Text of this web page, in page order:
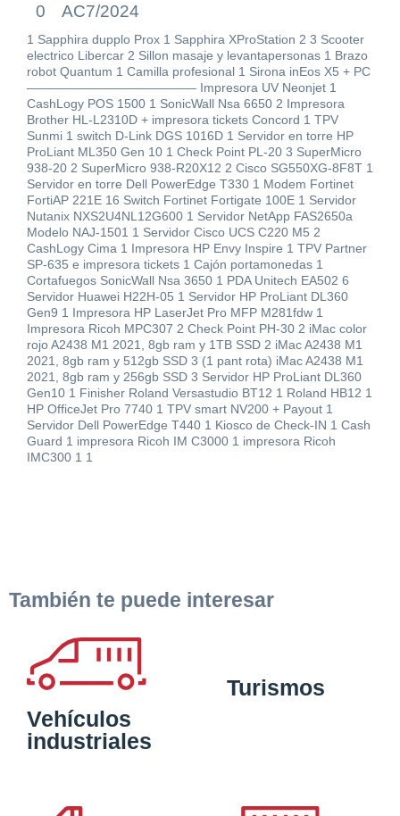
0 AC7/2024
1 Sapphira dupplo Prox 1 Sapphira XProStation 2 3 Scooter
electrico Libercar 2 Sillon masaje y levantapersonas 1 Brazo
robot Quantum 1 Camilla profesional 1 Sirona inEos X5 + PC
—————————————– Impresora UV Neonjet 1
CashLogy POS 1500 1 SonicWall Nsa 6650 2 Impresora
Brother HL-L2310D + impresora tickets Concord 1 TPV
Sunmi 1 switch D-Link DGS 1016D 1 Servidor en torre HP
ProLiant ML350 Gen 10 1 Check Point PL-20 3 SuperMicro
938-20 2 SuperMicro 938-R20X12 2 Cisco SG550XG-8F8T 1
Servidor en torre Dell PowerEdge T330 1 Modem Fortinet
FortiAP 221E 16 Switch Fortinet Fortigate 100E 1 Servidor
Nutanix NXS2U4NL12G600 1 Servidor NetApp FAS2650a
Modelo NAJ-1501 1 Servidor Cisco UCS C220 M5 2
CashLogy Cima 1 Impresora HP Envy Inspire 1 TPV Partner
SP-635 e impresora tickets 1 Cajón portamonedas 1
Cortafuegos SonicWall Nsa 3650 1 PDA Unitech EA502 6
Servidor Huawei H22H-05 1 Servidor HP ProLiant DL360
Gen9 1 Impresora HP LaserJet Pro MFP M281fdw 1
Impresora Ricoh MPC307 2 Check Point PH-30 2 iMac color
rojo A2438 M1 2021, 8gb ram y 1TB SSD 2 iMac A2438 M1
2021, 8gb ram y 512gb SSD 3 (1 pant rota) iMac A2438 M1
2021, 8gb ram y 256gb SSD 3 Servidor HP ProLiant DL360
Gen10 1 Finisher Roland Versastudio BT12 1 Roland HB12 1
HP OfficeJet Pro 7740 1 TPV smart NV200 + Payout 1
Servidor Dell PowerEdge T440 1 Kiosco de Check-IN 1 Cash
Guard 1 impresora Ricoh IM C3000 1 impresora Ricoh
IMC300 1 1
También te puede interesar
Vehículos
industriales
Turismos
Solicitar
documentación
sobre la peritación
Rellene este formulario y recibirá en su email el
Hacer Oferta
Razón social* CIF/DNI Ofertante*
Teléfono*
Venta de bienes muebles